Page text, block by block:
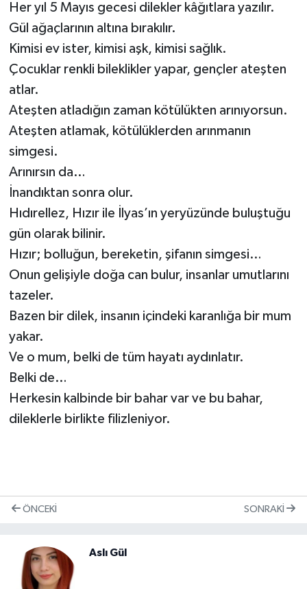
Her yıl 5 Mayıs gecesi dilekler kâğıtlara yazılır.
Gül ağaçlarının altına bırakılır.
Kimisi ev ister, kimisi aşk, kimisi sağlık.
Çocuklar renkli bileklikler yapar, gençler ateşten
atlar.
Ateşten atladığın zaman kötülükten arınıyorsun.
Ateşten atlamak, kötülüklerden arınmanın
simgesi.
Arınırsın da…
İnandıktan sonra olur.
Hıdırellez, Hızır ile İlyas’ın yeryüzünde buluştuğu
gün olarak bilinir.
Hızır; bolluğun, bereketin, şifanın simgesi…
Onun gelişiyle doğa can bulur, insanlar umutlarını
tazeler.
Bazen bir dilek, insanın içindeki karanlığa bir mum
yakar.
Ve o mum, belki de tüm hayatı aydınlatır.
Belki de…
Herkesin kalbinde bir bahar var ve bu bahar,
dileklerle birlikte filizleniyor.
ÖNCEKI SONRAKI
Aslı Gül